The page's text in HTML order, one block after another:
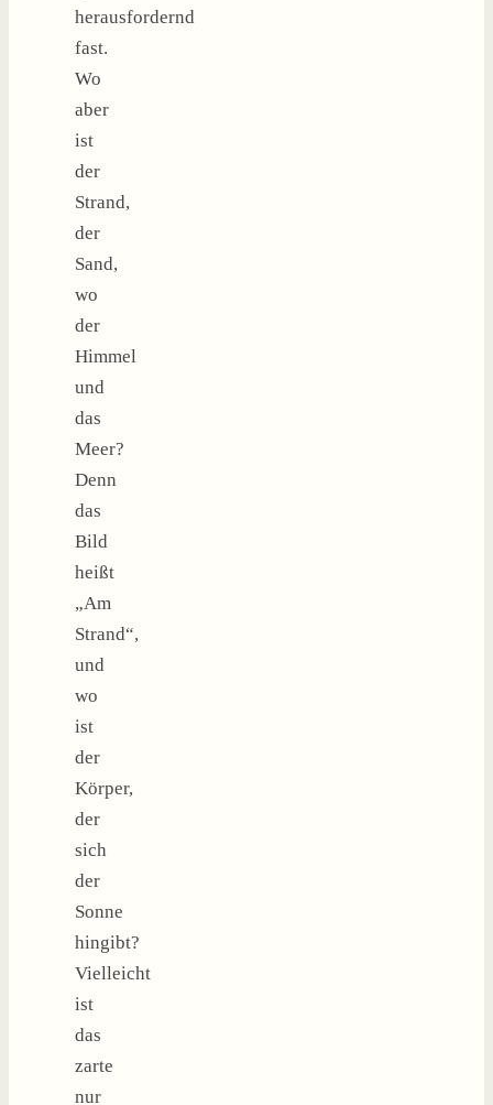
herausfordernd
fast.
Wo
aber
ist
der
Strand,
der
Sand,
wo
der
Himmel
und
das
Meer?
Denn
das
Bild
heißt
„Am
Strand“,
und
wo
ist
der
Körper,
der
sich
der
Sonne
hingibt?
Vielleicht
ist
das
zarte
nur